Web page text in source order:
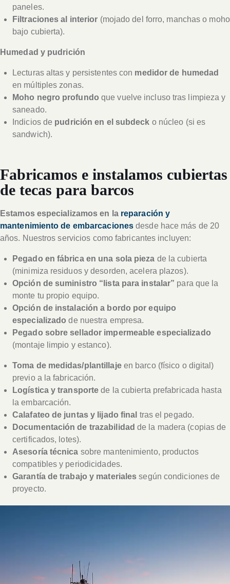
paneles.
Filtraciones al interior (mojado del forro, manchas o moho
bajo cubierta).
Humedad y pudrición
Lecturas altas y persistentes con medidor de humedad
en múltiples zonas.
Moho negro profundo que vuelve incluso tras limpieza y
saneado.
Indicios de pudrición en el subdeck o núcleo (si es
sandwich).
Fabricamos e instalamos cubiertas
de tecas para barcos
Estamos especializamos en la reparación y
mantenimiento de embarcaciones desde hace más de 20
años. Nuestros servicios como fabricantes incluyen:
Pegado en fábrica en una sola pieza de la cubierta
(minimiza residuos y desorden, acelera plazos).
Opción de suministro “lista para instalar” para que la
monte tu propio equipo.
Opción de instalación a bordo por equipo
especializado de nuestra empresa.
Pegado sobre sellador impermeable especializado
(montaje limpio y estanco).
Toma de medidas/plantillajeen barco (físico o digital)
previo a la fabricación.
Logística y transporte de la cubierta prefabricada hasta
la embarcación.
Calafateo de juntas y lijado final tras el pegado.
Documentación de trazabilidad de la madera (copias de
certificados, lotes).
Asesoría técnica sobre mantenimiento, productos
compatibles y periodicidades.
Garantía de trabajo y materiales según condiciones de
proyecto.